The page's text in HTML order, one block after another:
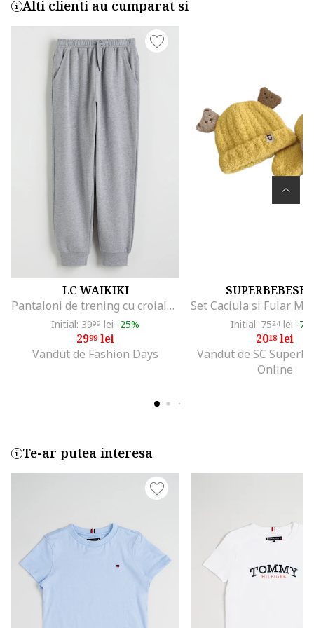
Alti clienti au cumparat si
LC WAIKIKI
Pantaloni de trening cu croiala conica si snur, Gri melange
Initial: 3999 lei -25%
2999lei
Vandut de Fashion Days
Initial: 7524 lei -
2018 lei
Vandut de SC
Online
Te-ar putea interesa